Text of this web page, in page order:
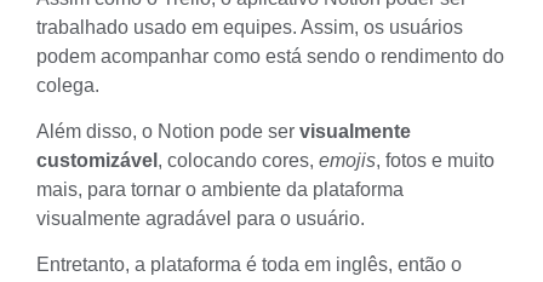
trabalhado usado em equipes. Assim, os usuários
podem acompanhar como está sendo o rendimento do
colega.
Além disso, o Notion pode ser visualmente
customizável , colocando cores, emojis, fotos e muito
mais, para tornar o ambiente da plataforma
visualmente agradável para o usuário.
Entretanto, a plataforma é toda em inglês, então o